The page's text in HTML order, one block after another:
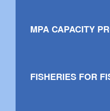
MPA CAPACITY
FISHERIES FOR